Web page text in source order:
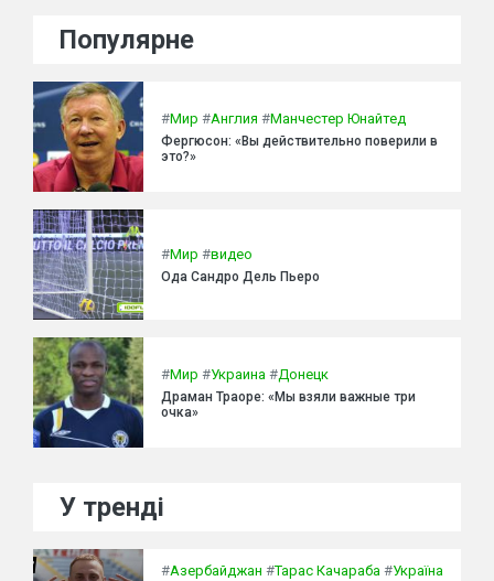
Популярне
#Мир #Англия #Манчестер Юнайтед
Фергюсон: «Вы действительно поверили в
это?»
#Мир #видео
Ода Сандро Дель Пьеро
#Мир #Украина #Донецк
Драман Траоре: «Мы взяли важные три
очка»
У тренді
#Азербайджан #Тарас Качараба #Україна